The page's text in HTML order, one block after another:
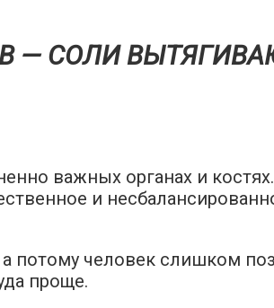
— СOЛИ
важных органах и
и
потому человек слишком
проще.